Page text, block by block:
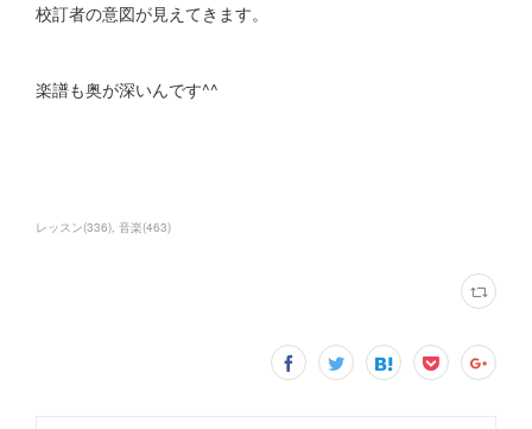
校訂者の意図が見えてきます。
楽譜も奥が深いんです^^
レッスン(336) 音楽(463)